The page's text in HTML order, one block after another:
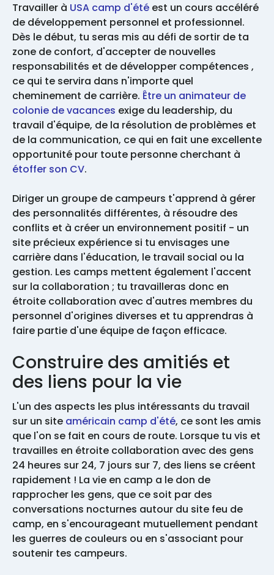
Travailler à USA camp d'été est un cours accéléré
de développement personnel et professionnel.
Dès le début, tu seras mis au défi de sortir de ta
zone de confort, d'accepter de nouvelles
responsabilités et de développer compétences ,
ce qui te servira dans n'importe quel
cheminement de carrière. Être un animateur de
colonie de vacances exige du leadership, du
travail d'équipe, de la résolution de problèmes et
de la communication, ce qui en fait une excellente
opportunité pour toute personne cherchant à
étoffer son CV.
Diriger un groupe de campeurs t'apprend à gérer
des personnalités différentes, à résoudre des
conflits et à créer un environnement positif - un
site précieux expérience si tu envisages une
carrière dans l'éducation, le travail social ou la
gestion. Les camps mettent également l'accent
sur la collaboration ; tu travailleras donc en
étroite collaboration avec d'autres membres du
personnel d'origines diverses et tu apprendras à
faire partie d'une équipe de façon efficace.
Construire des amitiés et
des liens pour la vie
L'un des aspects les plus intéressants du travail
sur un site américain camp d'été, ce sont les amis
que l'on se fait en cours de route. Lorsque tu vis et
travailles en étroite collaboration avec des gens
24 heures sur 24, 7 jours sur 7, des liens se créent
rapidement ! La vie en camp a le don de
rapprocher les gens, que ce soit par des
conversations nocturnes autour du site feu de
camp, en s'encourageant mutuellement pendant
les guerres de couleurs ou en s'associant pour
soutenir tes campeurs.